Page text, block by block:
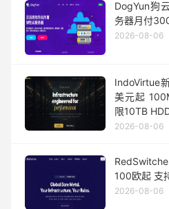
DogYun狗
务器月付
2026-08-06
IndoVirtue
美元起
限10TB
2026-08-06
100欧起 支
2026-08-06